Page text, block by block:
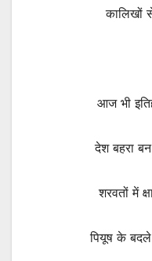
कालिखों
आज भी
देश बहरा
शरवतों में
पियूष के